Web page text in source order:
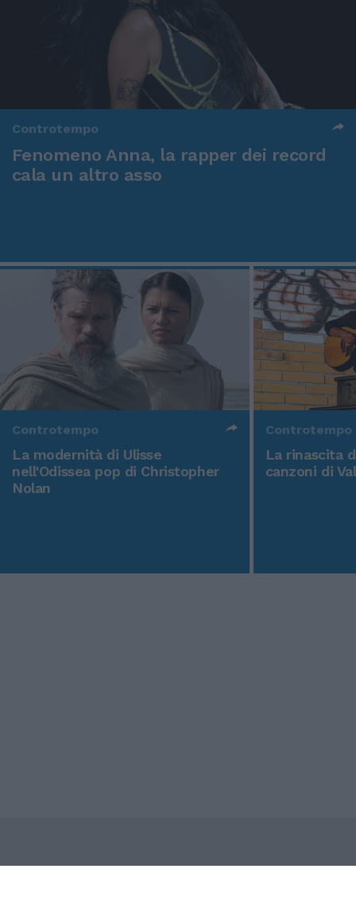
Controtempo
Fenomeno Anna, la rapper dei record
cala un altro asso
Controtempo
La modernità di Ulisse
nell'Odissea pop di Christopher
Nolan
Controtempo
La rinascita
canzoni di